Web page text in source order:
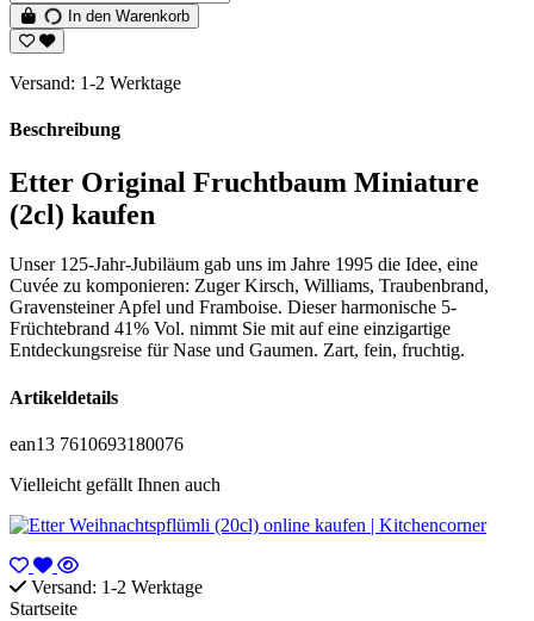
In den Warenkorb
Versand: 1-2 Werktage
Beschreibung
Etter Original Fruchtbaum Miniature
(2cl) kaufen
Unser 125-Jahr-Jubiläum gab uns im Jahre 1995 die Idee, eine
Cuvée zu komponieren: Zuger Kirsch, Williams, Traubenbrand,
Gravensteiner Apfel und Framboise. Dieser harmonische 5-
Früchtebrand 41% Vol. nimmt Sie mit auf eine einzigartige
Entdeckungsreise für Nase und Gaumen. Zart, fein, fruchtig.
Artikeldetails
ean13 7610693180076
Vielleicht gefällt Ihnen auch
Versand: 1-2 Werktage
Startseite